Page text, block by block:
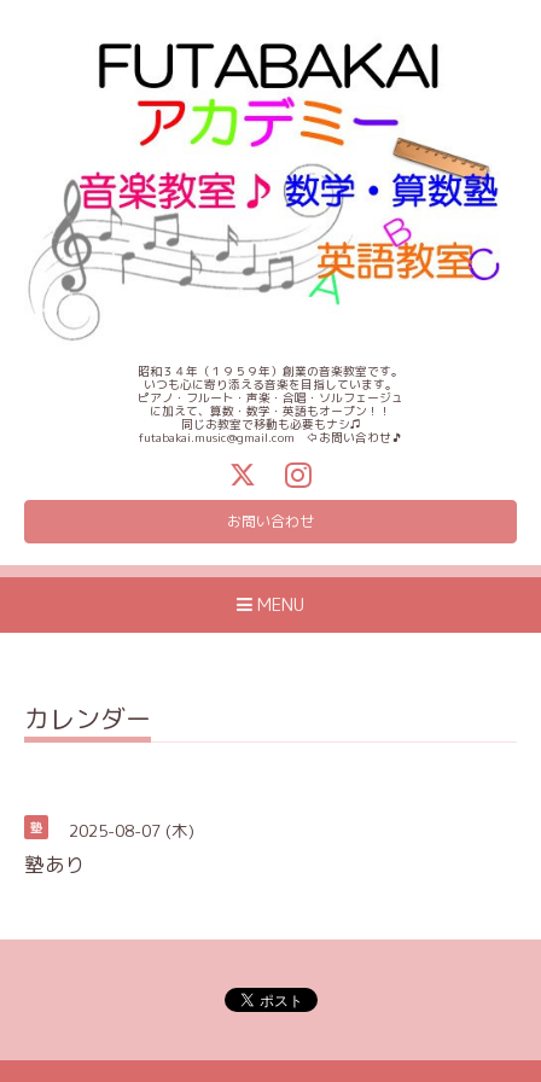
昭和３４年（１９５９年）創業の音楽教室です。
いつも心に寄り添える音楽を目指しています。
ピアノ・フルート・声楽・合唱・ソルフェージュ
に加えて、算数・数学・英語もオープン！！
同じお教室で移動も必要もナシ♫
futabakai.music@gmail.com ⇦お問い合わせ🎵
お問い合わせ
MENU
カレンダー
塾 2025-08-07 (木)
塾あり